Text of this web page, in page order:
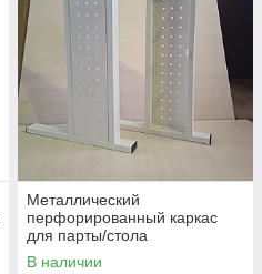
Металлический
перфорированный каркас
для парты/стола
В наличии